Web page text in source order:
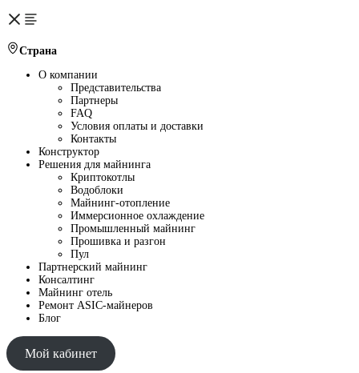
Страна
О компании
Представительства
Партнеры
FAQ
Условия оплаты и доставки
Контакты
Конструктор
Решения для майнинга
Криптокотлы
Водоблоки
Майнинг-отопление
Иммерсионное охлаждение
Промышленный майнинг
Прошивка и разгон
Пул
Партнерский майнинг
Консалтинг
Майнинг отель
Ремонт ASIC-майнеров
Блог
Мой кабинет